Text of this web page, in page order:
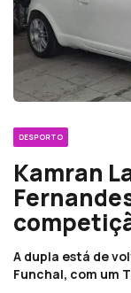
DESPORTO
Kamran
A dupla está de
Funchal, com um